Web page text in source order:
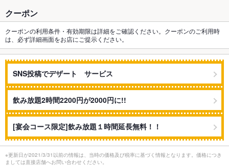
クーポン
クーポンの利用条件・有効期限は詳細をご確認ください。クーポンのご利用時
は、必ず詳細画面をお店にご提示ください。
SNS投稿でデザート サービス
飲み放題2時間2200円が2000円に!!
[宴会コース限定]飲み放題１時間延長無料！！
※更新日が2021/3/31以前の情報は、当時の価格及び税率に基づく情報となります。価格につき
ましては直接店舗へお問い合わせください。